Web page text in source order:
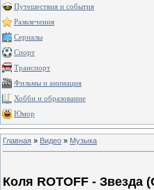
Путешествия и события
Развлечения
Сериалы
Спорт
Транспорт
Фильмы и анимация
Хобби и образование
Юмор
Главная » Видео » Музыка
Коля ROTOFF -